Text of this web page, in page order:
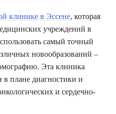
клинике в Эссене, которая
учреждений в
самый точный
новообразований –
Эта клиника
в плане диагностики и
и сердечно-